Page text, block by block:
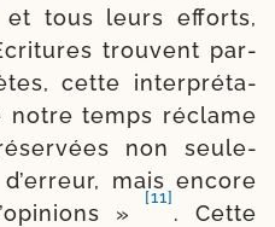
tous leurs efforts,
trouvent par­
cette inter­pré­ta­
temps réclame
non seule­
mais encore
»
[11]
. Cette